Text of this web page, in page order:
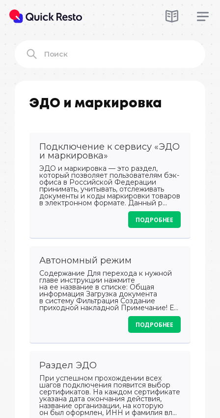
ЭДО и маркировка
Подключение к сервису «ЭДО
и маркировка»
ЭДО и маркировка — это раздел,
который позволяет пользователям бэк-
офиса в Российской Федерации
принимать, учитывать, отслеживать
документы и коды маркировки товаров
в электронном формате. Данный р...
ПОДРОБНЕЕ
Автономный режим
Содержание Для перехода к нужной
главе инструкции нажмите
на ее название в списке: Общая
информация Загрузка документа
в систему Фильтрация Создание
приходной накладной Примечание! Е...
ПОДРОБНЕЕ
Раздел ЭДО
При успешном прохождении всех
шагов подключения появится выбор
сертификатов. На каждом сертификате
указана дата окончания действия,
название организации, на которую
он был оформлен, ИНН и фамилия вл...